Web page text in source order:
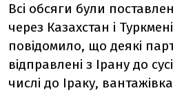
Всі обсяги були
через Казахстан і
повідомило, що деякі
відправлені з Ірану до
числі до Іраку,